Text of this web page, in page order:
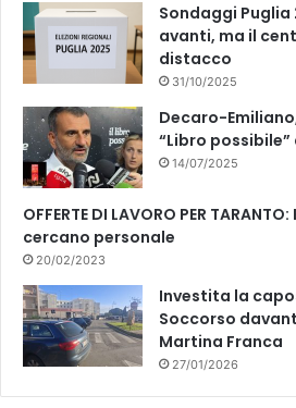
n
e
Sondaggi
avanti, ma il
distacco
31/10/2025
Decaro-
“Libro
14/07/2025
OFFERTE DI LAVORO PER
cercano personale
20/02/2023
Investita la
Soccorso
Martina Franca
27/01/2026